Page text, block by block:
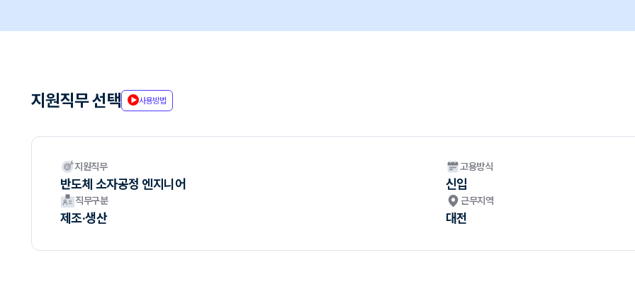
지원직무 선택 사용방법
지원직무
반도체 소자공정 엔지니어
고용방식
신입
직무구분
제조·생산
근무지역
대전